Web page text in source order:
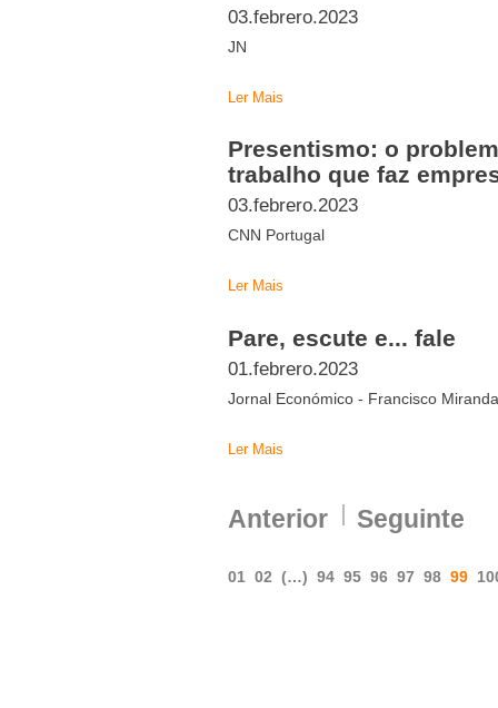
03.febrero.2023
JN
Ler Mais
Presentismo: o
trabalho que faz
03.febrero.2023
CNN Portugal
Ler Mais
Pare, escute e... fale
01.febrero.2023
Jornal Económico - Francisco
Ler Mais
Anterior Seguinte
01 02 (…) 94 95 96 97 98 99